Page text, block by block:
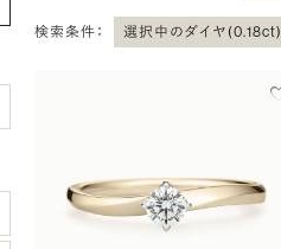
検索条件： 選択中のダイヤ(0.18ct)